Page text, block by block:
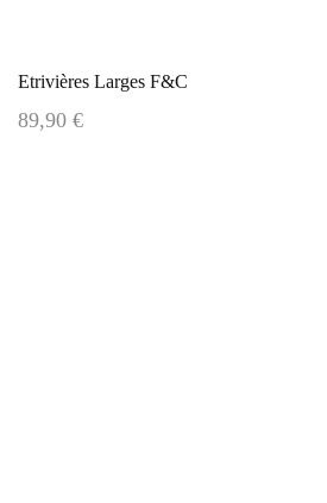
Etrivières Larges F&C
89,90 €